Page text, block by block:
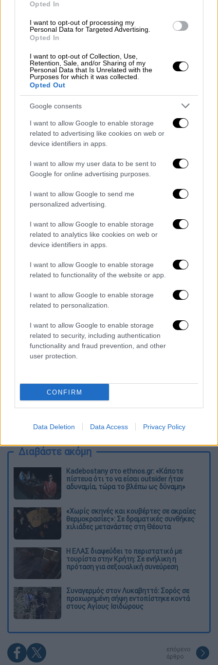
Opted In
I want to opt-out of processing my
Personal Data for Targeted Advertising.
Opted In
I want to opt-out of Collection, Use,
Retention, Sale, and/or Sharing of my
Personal Data that Is Unrelated with the
Purposes for which it was collected.
Opted Out
Google consents
I want to allow Google to enable storage
related to advertising like cookies on web or
device identifiers in apps.
I want to allow my user data to be sent to
Google for online advertising purposes.
I want to allow Google to send me
personalized advertising.
I want to allow Google to enable storage
related to analytics like cookies on web or
device identifiers in apps.
I want to allow Google to enable storage
related to functionality of the website or app.
I want to allow Google to enable storage
related to personalization.
I want to allow Google to enable storage
related to security, including authentication
functionality and fraud prevention, and other
user protection.
CONFIRM
Data Deletion Data Access Privacy Policy
μπορούν να υποβάλουν το Παράλληλο
Μηχανογραφικό Δελτίο (ΠΜΔ) για τα
Δημόσια ΙΕΚ, στην ίδια ηλεκτρονική
διεύθυνση.
Οι υποψήφιοι δεν έχουν περιορισμό στο
πλήθος Ι.Ε.Κ. και ειδικοτήτων που μπορούν
να επιλέξουν κατά τη συμπλήρωση του
παράλληλου μηχανογραφικού δελτίου.
Από φέτος, είναι αυξημένες οι ειδικότητες
αλλά και οι θέσεις στις οποίες θα έχουν
πρόσβαση οι υποψήφιοι μέσω Παράλληλου
Μηχανογραφικού Δελτίου, στο πλαίσιο της
διαρκούς προσπάθειας τουΥπουργείου
αναβάθμιση και ανάδειξη της
Κατάρτισης.
ΟΛΕΣ ΟΙ ΕΙΔΗΣΕΙΣ
Power Pass: Ξεκίνησαν οι πληρωμές –
Μπαίνουν τα χρήματα στους λογαριασμούς
των δικαιούχων
Καμπανάκι από ΔΝΤ στις κεντρικές
τράπεζες να αυξήσουν γρήγορα τα επιτόκια
Ποδαρικό για το MyAuto: Τι είναι ο
ηλεκτρονικός φάκελος αυτοκινήτου – Πώς
αυτοκινήτων
Το σχέδιο του Πούτιν για να γονατίσει την
τα σιτηρά – Τι αναφέρει το Politico
Διαβάστε ακόμη
Kadebostany στο ethnos.gr: «Κάποτε
πίστευα ότι το να είσαι outsider ήταν
αδυναμία, τώρα το βλέπω ως δύναμη»
«Χωρίς σκηνές και κουβέρτες σε ακραίες
θερμοκρασίες»: Σε δραματικές συνθήκες
χιλιάδες μετανάστες στη Θέουτα
Η ΕΛΑΣ διαψεύδει το περιστατικό με
τουρίστα στην Κρήτη: Σε ενήλικη η
πρόταση για σεξουαλική συνεύρεση
Συναγερμός στον Λυκαβηττό: Σορός σε
προχωρημένη σήψη εντοπίστηκε κοντά
στους Αγίους Ισιδώρους
επόμενο
άρθρο